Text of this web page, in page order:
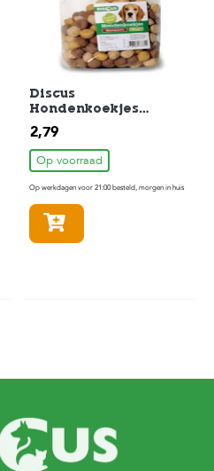
Discus
Hondenkoekjes
Glucoparels 400 gram
2,79
Op voorraad
Op werkdagen voor 21:00 besteld, morgen in huis